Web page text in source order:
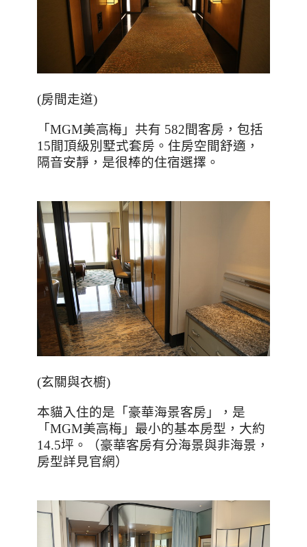
(房間走道)
「 MGM美高梅」共有 582間客房，包括
15間頂級別墅式套房。住房空間舒適，
隔音安靜，是很棒的住宿選擇。
(玄關與衣櫥)
本貓入住的是「豪華海景客房」，是
「 MGM美高梅」最小的基本房型，大約
14.5坪。（豪華客房有分海景與非海景，
房型詳見官網）